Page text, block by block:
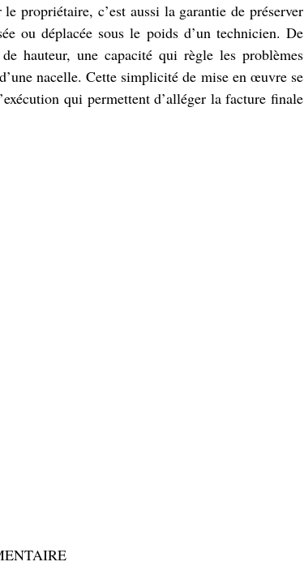
propriétaire, c’est aussi la garantie de préserver
ou déplacée sous le poids d’un technicien. De
hauteur, une capacité qui règle les problèmes
nacelle. Cette simplicité de mise en œuvre se
qui permettent d’alléger la facture finale